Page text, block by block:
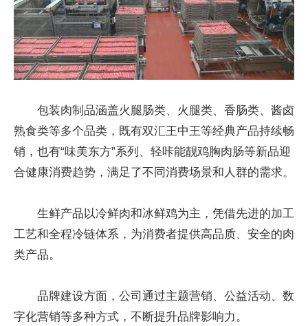
包装肉制品涵盖火腿肠类、火腿类、香肠类、酱卤
熟食类等多个品类，既有双汇王中王等经典产品持续畅
销，也有“味美东方”系列、轻咔能靓鸡胸肉肠等新品迎
合健康消费趋势，满足了不同消费场景和人群的需求。
生鲜产品以冷鲜肉和冰鲜鸡为主，凭借先进的加工
工艺和全程冷链体系，为消费者提供高品质、安全的肉
类产品。
品牌建设方面，公司通过主题营销、公益活动、数
字化营销等多种方式，不断提升品牌影响力。